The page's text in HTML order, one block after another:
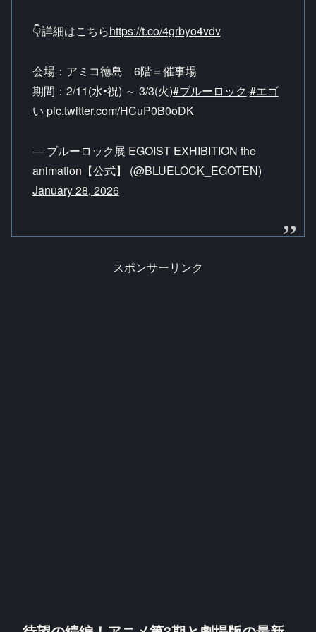
👇詳細はこちらhttps://t.co/4grbyo4vdv
会場：​アミコ徳島 6階＝催事場
期間：2/11(水•祝) ～ 3/3(火)#ブルーロック #エゴ
い pic.twitter.com/HCuP0B0oDK
— ブルーロック展 EGOIST EXHIBITION the
animation【公式】 (@BLUELOCK_EGOTEN)
January 28, 2026
スポンサーリンク